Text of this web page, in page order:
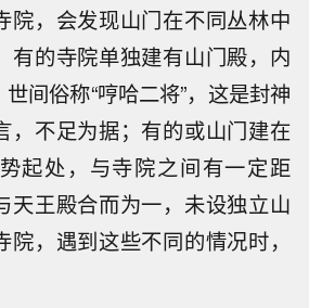
院，会发现山门在不同丛林中
有的寺院单独建有山门殿，内
间俗称“哼哈二将”，这是封神
，不足为据；有的或山门建在
起处，与寺院之间有一定距
天王殿合而为一，未设独立山
，遇到这些不同的情况时，